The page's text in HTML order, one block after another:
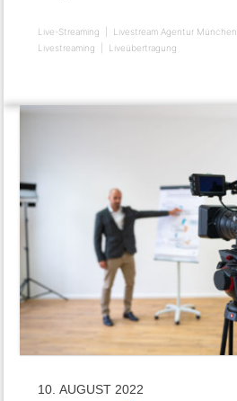
Live-Streaming Livestream Agentur München
Livestreaming
Liveübertragung
10. AUGUST 2022